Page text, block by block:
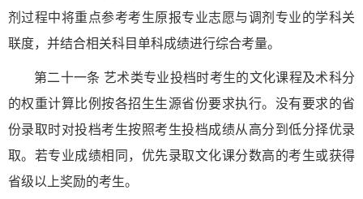
剂过程中将重点参考考生原报专业志愿与调剂专业的学科关
联度，并结合相关科目单科成绩进行综合考量。
第二十一条 艺术类专业投档时考生的文化课程及术科分
的权重计算比例按各招生生源省份要求执行。没有要求的省
份录取时对投档考生按照考生投档成绩从高分到低分择优录
取。若专业成绩相同，优先录取文化课分数高的考生或获得
省级以上奖励的考生。